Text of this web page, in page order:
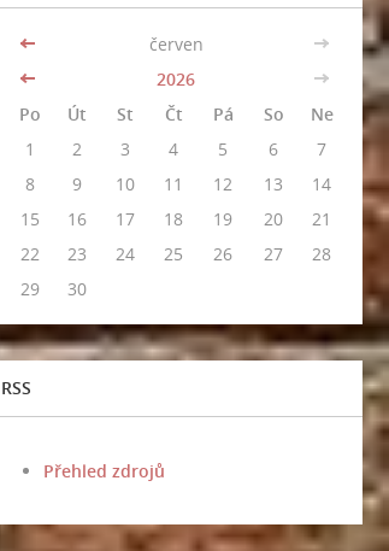
<< červen
>>
<<
2026
>>
Po
Út St Čt Pá So
Ne
1
2 3 4 5 6
7
8
9 10 11 12 13
14
15
16 17 18 19 20
21
22
23 24 25 26 27
28
29
30
RSS
Přehled zdrojů